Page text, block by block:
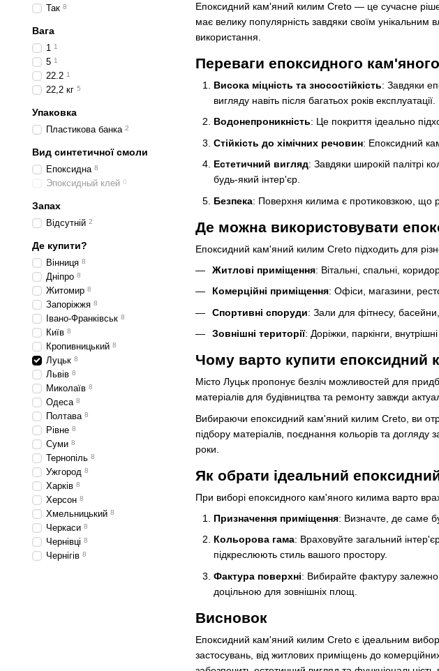
Епоксидний кам'яний килим Creto — це сучасне
має велику популярність завдяки своїм унікальним
використання.
Переваги епоксидного
Висока міцність та зносостійкість: Завдяки
вигляду навіть після багатьох років експлуатації.
Водонепроникність: Це покриття ідеально
Стійкість до хімічних речовин: Епоксидний
Естетичний вигляд: Завдяки широкій палітрі
будь-який інтер'єр.
Безпека: Поверхня килима є протиковзкою, що
Де можна використовувати
Епоксидний кам'яний килим Creto підходить для
Житлові приміщення: Вітальні, спальні,
Комерційні приміщення: Офіси, магазини,
Спортивні споруди: Зали для фітнесу,
Зовнішні території: Доріжки, паркінги,
Чому варто купити епоксидний
Місто Луцьк пропонує безліч можливостей для
матеріалів для будівництва та ремонту завжди
Вибираючи епоксидний кам'яний килим Creto, ви
підбору матеріалів, поєднання кольорів та догляду
роки.
Як обрати ідеальний
При виборі епоксидного кам'яного килима варто
Призначення приміщення: Визначте, де саме
Кольорова гама: Враховуйте загальний
підкреслюють стиль вашого простору.
Фактура поверхні: Вибирайте фактуру залежно
доцільною для зовнішніх площ.
Висновок
Епоксидний кам'яний килим Creto є ідеальним
застосувань, від житлових приміщень до
Так 8
Вага
1 1
5 1
22.2 1
22,2 кг 5
Упаковка
Пластикова банка 2
Вид синтетичної смоли
Епоксидна 8
Эпоксидный клей 0
Запах
Відсутній 2
Де купити?
Вінниця 8
Дніпро 8
Житомир 8
Запоріжжя 8
Івано-Франківськ 8
Київ 8
Кропивницький 8
Луцьк 8
Львів 8
Миколаїв 8
Одеса 8
Полтава 8
Рівне 8
Суми 8
Тернопіль 8
Ужгород 8
Харків 8
Херсон 8
Хмельницький 8
Черкаси 8
Чернівці 8
Чернігів 8